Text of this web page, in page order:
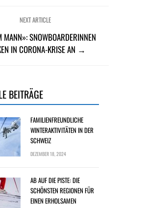
NEXT ARTICLE
MANN»: SNOWBOARDERINNEN
IN CORONA-KRISE AN →
BEITRÄGE
FAMILIENFREUNDLICHE
WINTERAKTIVITÄTEN IN DER
SCHWEIZ
DEZEMBER 18, 2024
AB AUF DIE PISTE: DIE
SCHÖNSTEN REGIONEN FÜR
EINEN ERHOLSAMEN